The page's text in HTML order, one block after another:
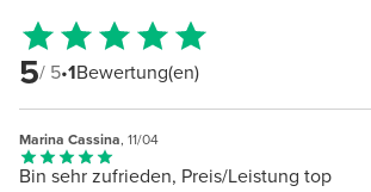
5/ 5•1Bewertung(en)
Marina Cassina, 11/04
Bin sehr zufrieden, Preis/Leistung top